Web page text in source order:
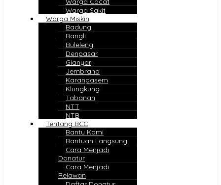
Warga Sakit
Warga Miskin
Badung
Bangli
Buleleng
Denpasar
Gianyar
Jembrana
Karangasem
Klungkung
Tabanan
NTT
NTB
Tentang BCC
Bantu Kami
Bantuan Langsung
Cara Menjadi
Donatur
Cara Menjadi
Relawan